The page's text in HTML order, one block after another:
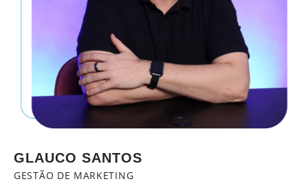
GLAUCO SANTOS
GESTÃO DE MARKETING